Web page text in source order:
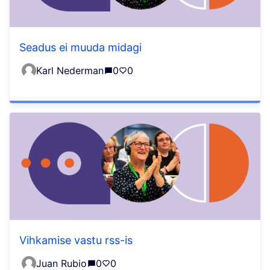
Seadus ei muuda midagi
Karl Nederman 0 0
Vihkamise vastu rss-is
Juan Rubio 0 0